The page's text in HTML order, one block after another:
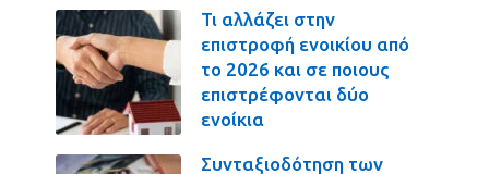
Τι αλλάζει στην
επιστροφή ενοικίου από
το 2026 και σε ποιους
επιστρέφονται δύο
ενοίκια
Συνταξιοδότηση των